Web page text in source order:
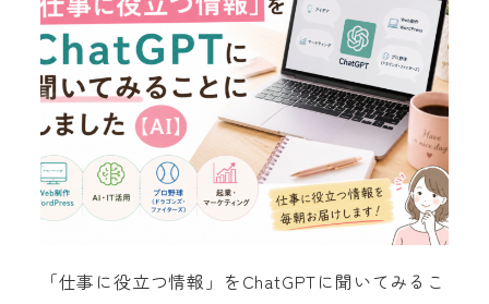
「仕事に役立つ情報」をChatGPTに聞いてみるこ